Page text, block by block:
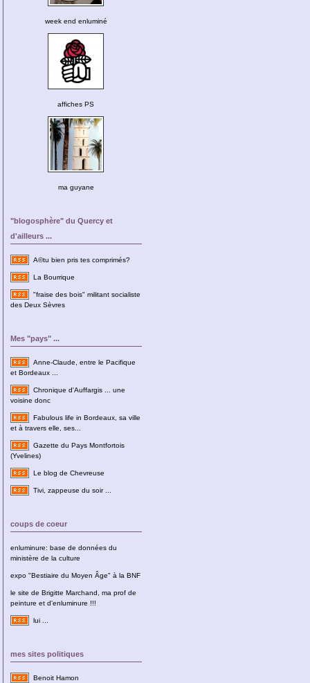
week end enluminé
affiches PS
ma guyane
"blogosphère" du Quercy et
d'ailleurs ...
A©tu bien pris tes comprimés?
La Bourrique
"fraise des bois" militant socialiste
des Deux Sèvres
Mes "pays" ...
Anne-Claude, entre le Pacifique
et Bordeaux ...
Chronique d'Auffargis ... une
voisine donc
Fabulous life in Bordeaux, sa ville
et à travers elle, ses...
Gazette du Pays Montfortois
(Yvelines)
Le blog de Chevreuse
Tivi, zappeuse du soir ...
coups de coeur
enluminure: base de données du
ministère de la culture
expo "Bestiaire du Moyen Âge" à la BNF
le site de Brigitte Marchand, ma prof de
peinture et d'enluminure !!!
lui ...
mes sites politiques
Benoit Hamon